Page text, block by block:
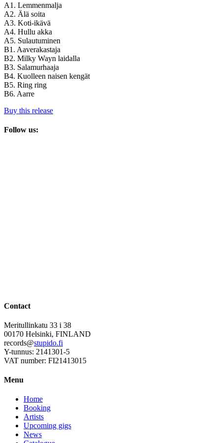
A1. Lemmenmalja
A2. Älä soita
A3. Koti-ikävä
A4. Hullu akka
A5. Sulautuminen
B1. Aaverakastaja
B2. Milky Wayn laidalla
B3. Salamurhaaja
B4. Kuolleen naisen kengät
B5. Ring ring
B6. Aarre
Buy this release
Follow us:
Contact
Meritullinkatu 33 i 38
00170 Helsinki, FINLAND
records@stupido.fi
Y-tunnus: 2141301-5
VAT number: FI21413015
Menu
Home
Booking
Artists
Upcoming gigs
News